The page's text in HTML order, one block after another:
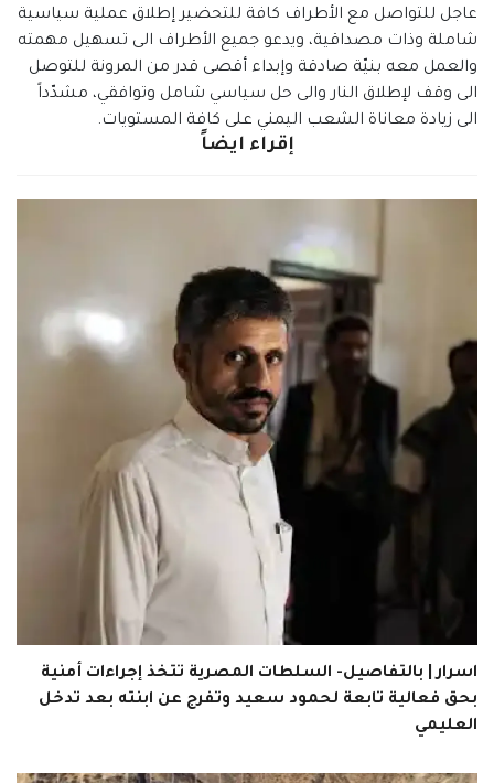
عاجل للتواصل مع الأطراف كافة للتحضير إطلاق عملية سياسية
شاملة وذات مصداقية، ويدعو جميع الأطراف الى تسهيل مهمته
والعمل معه بنيّة صادقة وإبداء أقصى قدر من المرونة للتوصل
الى وقف لإطلاق النار والى حل سياسي شامل وتوافقي، مشدّداً
الى زيادة معاناة الشعب اليمني على كافة المستويات.
إقراء ايضاً
اسرار | بالتفاصيل- السلطات المصرية تتخذ إجراءات أمنية
بحق فعالية تابعة لحمود سعيد وتفرج عن ابنته بعد تدخل
العليمي